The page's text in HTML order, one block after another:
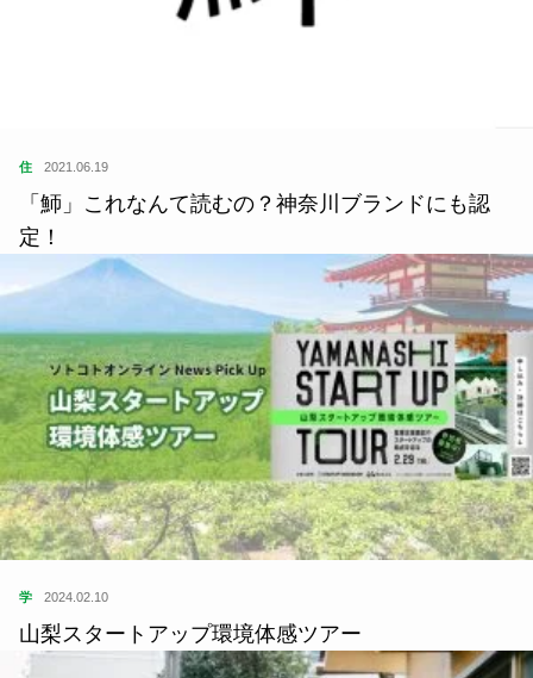
住 2021.06.19
「魳」これなんて読むの？神奈川ブランドにも認
定！
学 2024.02.10
山梨スタートアップ環境体感ツアー